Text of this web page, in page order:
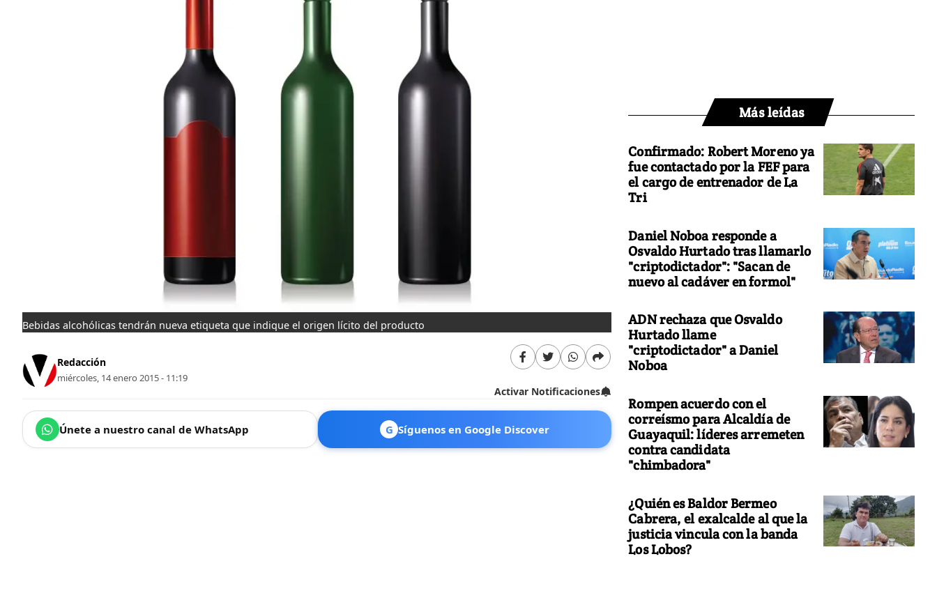
Bebidas alcohólicas tendrán nueva etiqueta que indique el origen lícito del producto
Redacción
miércoles, 14 enero 2015 - 11:19
Activar Notificaciones
Únete a nuestro canal de WhatsApp G Síguenos en Google Discover
Más leídas
Confirmado: Robert Moreno ya
fue contactado por la FEF para
el cargo de entrenador de La
Tri
Daniel Noboa responde a
Osvaldo Hurtado tras llamarlo
"criptodictador": "Sacan de
nuevo al cadáver en formol"
ADN rechaza que Osvaldo
Hurtado llame
"criptodictador" a Daniel
Noboa
Rompen acuerdo con el
correísmo para Alcaldía de
Guayaquil: líderes arremeten
contra candidata
"chimbadora"
¿Quién es Baldor Bermeo
Cabrera, el exalcalde al que la
justicia vincula con la banda
Los Lobos?